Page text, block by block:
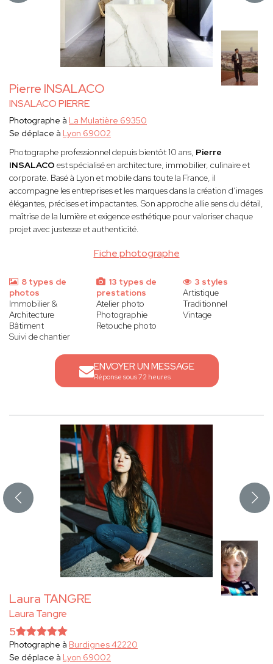
Pierre INSALACO
INSALACO PIERRE
Fiche photographe
Photographe à La Mulatière 69350
Se déplace à Lyon 69002
Photographe professionnel depuis bientôt 10 ans, Pierre
INSALACO est spécialisé en architecture, immobilier, culinaire et
corporate. Basé à Lyon et mobile dans toute la France, il
accompagne les entreprises et les marques dans la création d’images
élégantes, précises et impactantes. Son approche allie sens du détail,
maîtrise de la lumière et exigence esthétique pour valoriser chaque
projet avec justesse et authenticité.
8 types de
photos
Immobilier &
Architecture
Bâtiment
Suivi de chantier
13 types de
prestations
Atelier photo
Photographie
Retouche photo
3 styles
Artistique
Traditionnel
Vintage
ENVOYER UN MESSAGE
Réponse sous 72 heures
Laura TANGRE
Laura Tangre
5
Photographe à Burdignes 42220
Se déplace à Lyon 69002